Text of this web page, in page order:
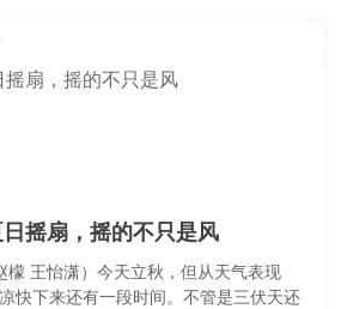
摇扇，摇的不只是风
檬 王怡潇）今天立秋，但从天气表现
快下来还有一段时间。不管是三伏天还